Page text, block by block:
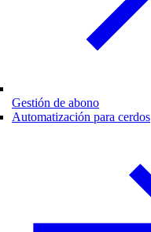
Gestión de abono
Automatización para cerdos